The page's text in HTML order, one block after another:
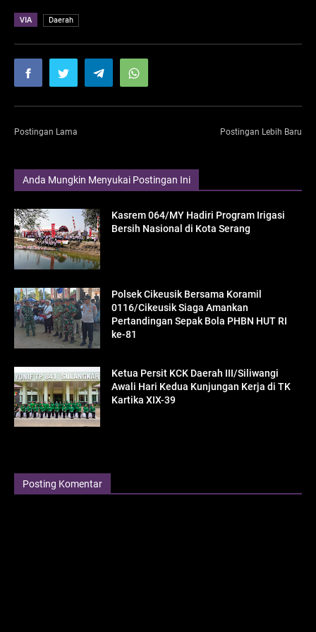
VIA Daerah
Postingan Lama Postingan Lebih Baru
Anda Mungkin Menyukai Postingan Ini
Kasrem 064/MY Hadiri Program Irigasi
Bersih Nasional di Kota Serang
Polsek Cikeusik Bersama Koramil
0116/Cikeusik Siaga Amankan
Pertandingan Sepak Bola PHBN HUT RI
ke-81
Ketua Persit KCK Daerah III/Siliwangi
Awali Hari Kedua Kunjungan Kerja di TK
Kartika XIX-39
Posting Komentar